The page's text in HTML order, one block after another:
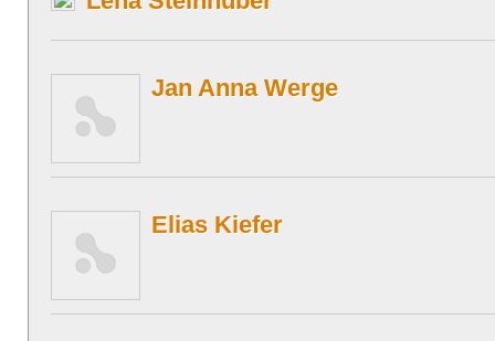
Jan Anna Werge
Elias Kiefer